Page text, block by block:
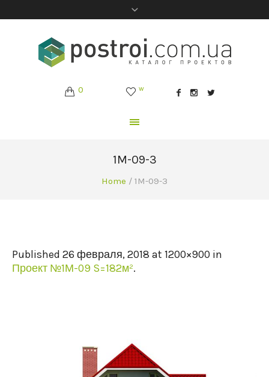
0 w
1M-09-3
Home / 1M-09-3
Published 26 февраля, 2018 at 1200×900 in
Проект №1М-09 S=182м².